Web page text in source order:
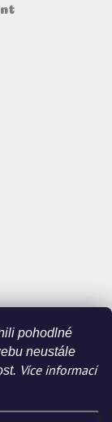
pohodlné
neustále
Více informací